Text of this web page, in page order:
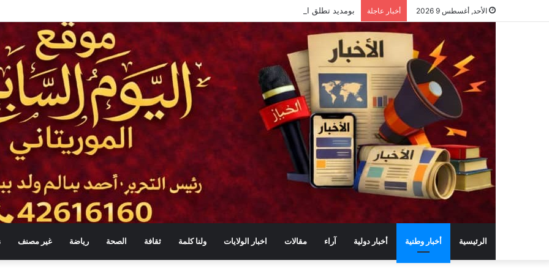
الأحد, أغسطس 9 2026 أخبار عاجلة بومديد تطلق البذر الجوي بالطائرات المسيّرة ضمن حملة واسعة للتشجير
الرئيسية أخبار وطنية أخبار دولية آراء مقالات اخبار الولايات ولنا كلمة ثقافة الصحة رياضة غير مصنف